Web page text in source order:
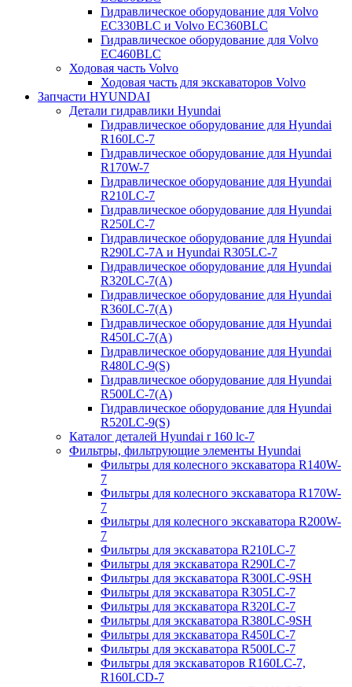
Гидравлическое оборудование для Volvo
EC330BLC и Volvo EC360BLC
Гидравлическое оборудование для Volvo
EC460BLC
Ходовая часть Volvo
Ходовая часть для экскаваторов Volvo
Запчасти HYUNDAI
Детали гидравлики Hyundai
Гидравлическое оборудование для Hyundai
R160LC-7
Гидравлическое оборудование для Hyundai
R170W-7
Гидравлическое оборудование для Hyundai
R210LC-7
Гидравлическое оборудование для Hyundai
R250LC-7
Гидравлическое оборудование для Hyundai
R290LC-7A и Hyundai R305LC-7
Гидравлическое оборудование для Hyundai
R320LC-7(A)
Гидравлическое оборудование для Hyundai
R360LC-7(A)
Гидравлическое оборудование для Hyundai
R450LC-7(A)
Гидравлическое оборудование для Hyundai
R480LC-9(S)
Гидравлическое оборудование для Hyundai
R500LC-7(A)
Гидравлическое оборудование для Hyundai
R520LC-9(S)
Каталог деталей Hyundai r 160 lc-7
Фильтры, фильтрующие элементы Hyundai
Фильтры для колесного экскаватора R140W-
7
Фильтры для колесного экскаватора R170W-
7
Фильтры для колесного экскаватора R200W-
7
Фильтры для экскаватора R210LC-7
Фильтры для экскаватора R290LC-7
Фильтры для экскаватора R300LC-9SH
Фильтры для экскаватора R305LC-7
Фильтры для экскаватора R320LC-7
Фильтры для экскаватора R380LC-9SH
Фильтры для экскаватора R450LC-7
Фильтры для экскаватора R500LC-7
Фильтры для экскаваторов R160LC-7,
R160LCD-7